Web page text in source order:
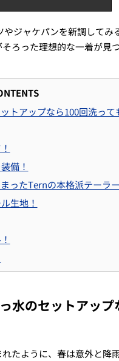
ジャケパンを新調してみ
ろった理想的な一着が見
トアップなら100回洗って
備！
ったTernの本格派テーラ
生地！
水のセットアッ
たように、春は意外と降